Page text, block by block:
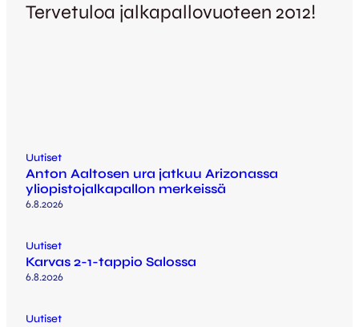
Tervetuloa jalkapallovuoteen 2012!
Uutiset
Anton Aaltosen ura jatkuu Arizonassa
yliopistojalkapallon merkeissä
6.8.2026
Uutiset
Karvas 2-1-tappio Salossa
6.8.2026
Uutiset